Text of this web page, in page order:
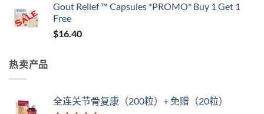
为：
价
Gout Relief ™ Capsules *PROMO* Buy 1 Get 1
Free
$16.40
热卖产品
全连关节骨复康（200粒）+ 免赠（20粒）